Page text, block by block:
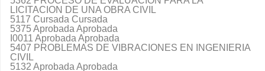
LICITACION DE UNA OBRA CIVIL
5117 Cursada Cursada
5375 Aprobada Aprobada
I0011 Aprobada Aprobada
5407 PROBLEMAS DE VIBRACIONES EN INGENIERIA
CIVIL
5132 Aprobada Aprobada